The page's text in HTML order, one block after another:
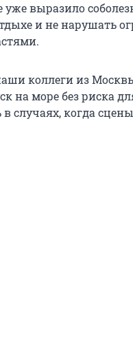
уже выразило
и не нарушать
коллеги из
на море без риска
случаях, когда